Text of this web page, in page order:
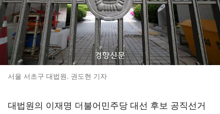
서울 서초구 대법원. 권도현 기자
대법원의 이재명 더불어민주당 대선 후보 공직선거